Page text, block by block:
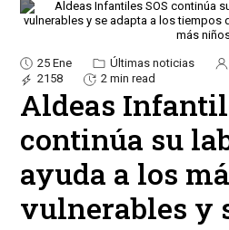
25 Ene Últimas noticias
2158
2 min read
Aldeas
continúa su
ayuda a los
vulnerables y se adapta a